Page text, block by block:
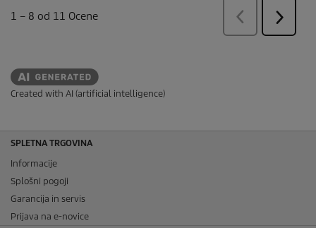
Created with AI (artificial intelligence)
SPLETNA TRGOVINA
Informacije
Splošni pogoji
Garancija in servis
Prijava na e-novice